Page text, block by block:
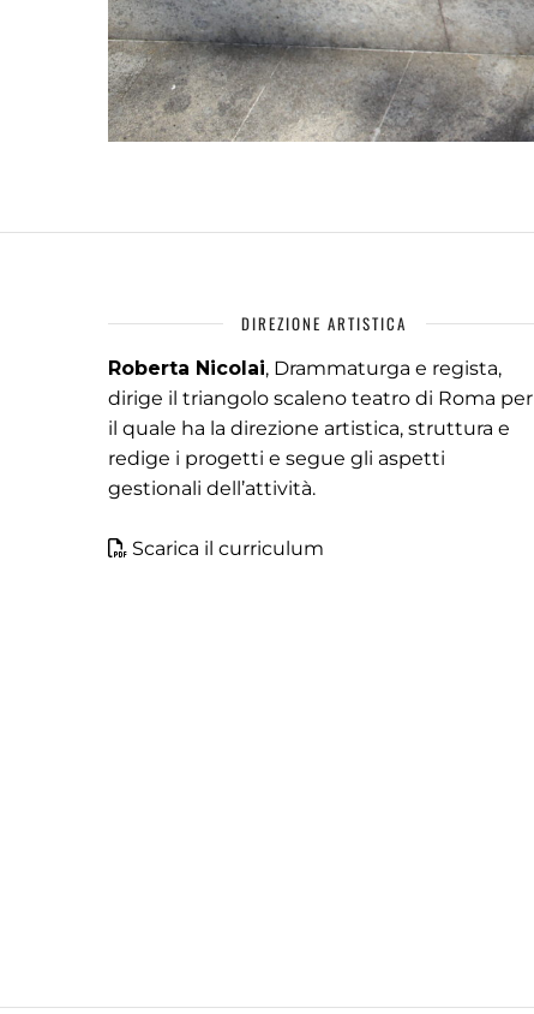
DIREZIONE ARTISTICA
Roberta Nicolai, Drammaturga e regista,
dirige il triangolo scaleno teatro di Roma per
il quale ha la direzione artistica, struttura e
redige i progetti e segue gli aspetti
gestionali dell’attività.
Scarica il curriculum